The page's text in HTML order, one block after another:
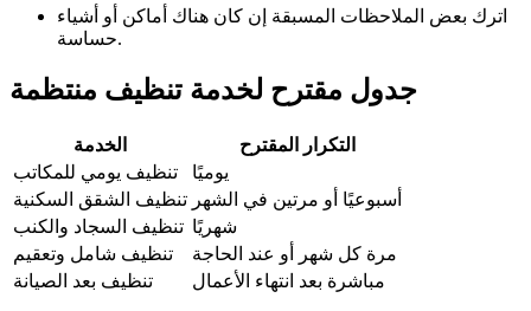
اترك بعض الملاحظات المسبقة إن كان هناك أماكن أو أشياء
حساسة.
جدول مقترح لخدمة تنظيف منتظمة
الخدمة
التكرار المقترح
تنظيف يومي للمكاتب
يوميًا
تنظيف الشقق السكنية أسبوعيًا أو مرتين في الشهر
تنظيف السجاد والكنب شهريًا
تنظيف شامل وتعقيم
مرة كل شهر أو عند الحاجة
تنظيف بعد الصيانة
مباشرة بعد انتهاء الأعمال